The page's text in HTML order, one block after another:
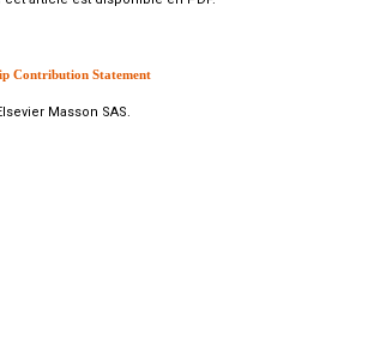
Contribution Statement
Masson SAS.